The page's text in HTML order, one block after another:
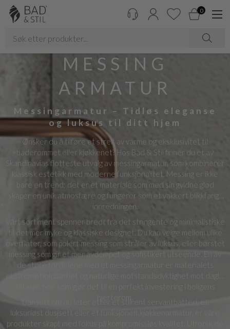
0
MESSING
ARMATUR
Messingarmatur – Tidløs eleganse
og luksus til ditt hjem
Ønsker du å tilføre et streif av varme og eksklusivitet til
baderommet eller kjøkkenet? Hos Bad & Stil finner du et av
Skandinavias flotteste utvalg av messingarmatur, som kombinerer
klassisk estetikk med moderne funksjonalitet. Messing er ikke
bare en trend; det er et materiale som med sin gyldne glød
skaper en unik atmosfære og fungerer som et vakkert blikkfang i
innredningen.
Vårt sortiment spenner bredt fra det stringente og minimalistiske
til det mer myke og klassiske designet. Du kan velge mellom ulike
overflater, som polert messing som stråler av luksus, eller børstet
messing som gir et mer avdempet og sofistikert utseende. En av
de store fordelene med et messingarmatur er materialets
ekstreme holdbarhet og naturlige motstandsdyktighet mot daglig
slitasje, noe som gjør det til en perfekt investering i boligens
Uansett om du leter etter et stilrent servantbatteri, et
luksuriøst dusjsett eller et funksjonelt kjøkkenarmatur, er våre
produkter skapt med fokus på kompromissløs kvalitet. Utforsk de